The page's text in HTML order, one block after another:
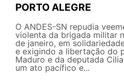
PORTO ALEGRE
O ANDES-SN repudia
violenta da brigada militar
de janeiro, em
e exigindo a libertação do
Maduro e da deputada
um ato pacífico e...